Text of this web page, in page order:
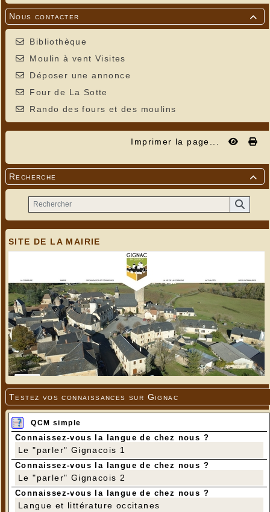

Nous contacter
Bibliothèque
Moulin à vent Visites
Déposer une annonce
Four de La Sotte
Rando des fours et des moulins
Imprimer la page...

Recherche
SITE DE LA MAIRIE
Testez vos connaissances sur Gignac
QCM simple
Connaissez-vous la langue de chez nous ?
Le "parler" Gignacois 1
Connaissez-vous la langue de chez nous ?
Le "parler" Gignacois 2
Connaissez-vous la langue de chez nous ?
Langue et littérature occitanes